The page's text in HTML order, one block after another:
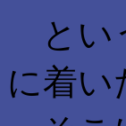
とい
に着い